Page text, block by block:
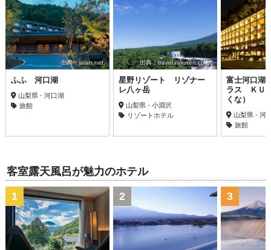
出典：jalan.net
ふふ 河口湖
山梨県 - 河口湖
旅館
出典：travel.rakuten.co.jp
星野リゾート リゾナー
レ八ヶ岳
山梨県 - 小淵沢
リゾートホテル
富士河口湖
ラス ＫＵ
くな）
山梨県 - 河
旅館
客室露天風呂が魅力のホテル
1 2 3